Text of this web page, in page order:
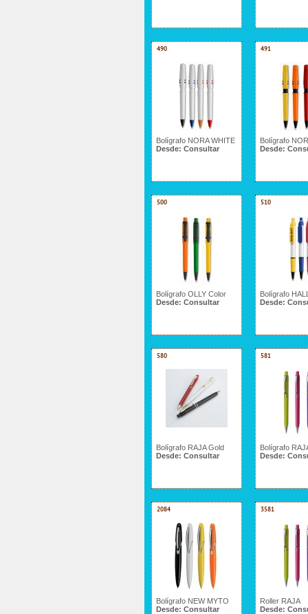
490
Bolígrafo NORA WHITE
Desde: Consultar
491
Bolígrafo
Desde:
500
Bolígrafo OLLY Color
Desde: Consultar
510
Bolígrafo
Desde:
580
Bolígrafo RAJA Gold
Desde: Consultar
581
Bolígrafo
Desde:
2084
Bolígrafo NEW MYTO
Desde: Consultar
3581
Roller RAJA
Desde: